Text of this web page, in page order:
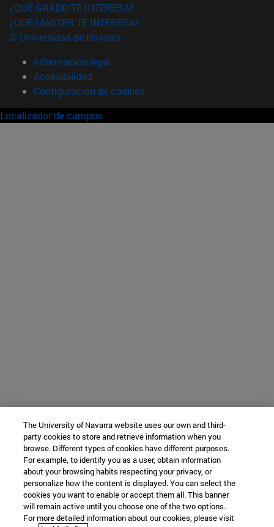
¿QUÉ GRADO TE INTERESA?
¿QUÉ MÁSTER TE INTERESA?
© Universidad de Navarra
Información legal
Accesibilidad
Configuración de cookies
Localizador de campus
The University of Navarra website uses our own and third-
party cookies to store and retrieve information when you
browse. Different types of cookies have different purposes.
For example, to identify you as a user, obtain information
about your browsing habits respecting your privacy, or
personalize how the content is displayed. You can select the
cookies you want to enable or accept them all. This banner
will remain active until you choose one of the two options.
For more detailed information about our cookies, please visit